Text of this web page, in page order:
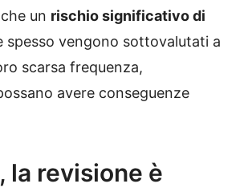
un rischio significativo di
spesso vengono sottovalutati a
scarsa frequenza,
avere conseguenze
la revisione è